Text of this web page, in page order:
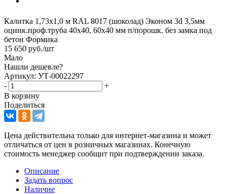
Калитка 1,73х1,0 м RAL 8017 (шоколад) Эконом 3d 3,5мм
оцинк.проф.труба 40х40, 60х40 мм п/порошк. без замка под
бетон Формика
15 650 руб./шт
Мало
Нашли дешевле?
Артикул: УТ-00022297
-
+
В корзину
Поделиться
Цена действительна только для интернет-магазина и может
отличаться от цен в розничных магазинах. Конечную
стоимость менеджер сообщит при подтверждении заказа.
Описание
Задать вопрос
Наличие